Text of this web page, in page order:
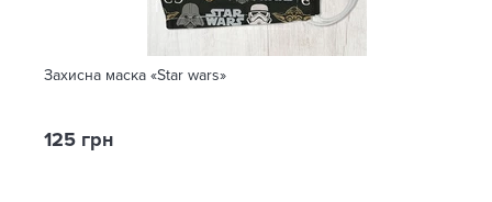
Захисна маска «Star wars»
125 грн